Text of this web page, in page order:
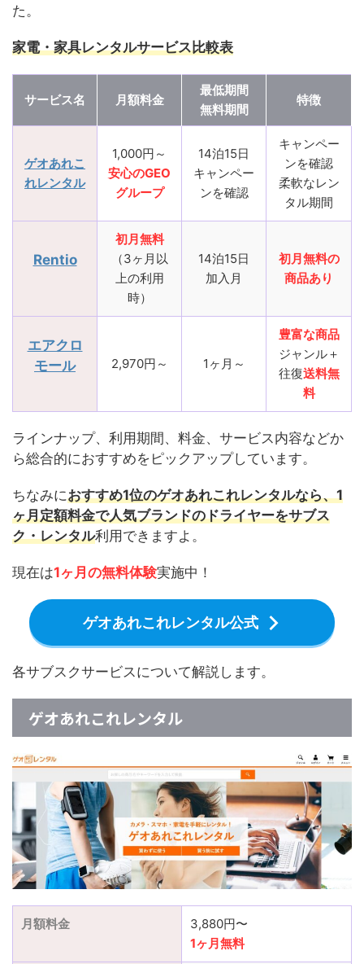
た。
家電・家具レンタルサービス比較表
サービス名 月額料金
最低期間
無料期間
特徴
ゲオあれこ
れレンタル
1,000円～
安心のGEO
グループ
14泊15日
キャンペー
ンを確認
キャンペー
ンを確認
柔軟なレン
タル期間
Rentio
初月無料
（3ヶ月以
上の利用
時）
14泊15日
加入月
初月無料の
商品あり
エアクロ
モール
2,970円～ 1ヶ月～
豊富な商品
ジャンル＋
往復送料無
料
ラインナップ、利用期間、料金、サービス内容などか
ら総合的におすすめをピックアップしています。
ちなみにおすすめ1位のゲオあれこれレンタルなら、1
ヶ月定額料金で人気ブランドのドライヤーをサブス
ク・レンタル利用できますよ。
現在は1ヶ月の無料体験実施中！
ゲオあれこれレンタル公式
各サブスクサービスについて解説します。
ゲオあれこれレンタル
月額料金
3,880円〜
1ヶ月無料